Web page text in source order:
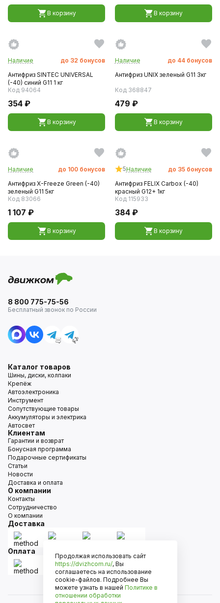
В корзину В корзину
Наличие до 32 бонусов
Антифриз SINTEC UNIVERSAL
(-40) синий G11 1 кг
Код 94064
354 ₽
В корзину
Наличие до 44 бонусов
Антифриз UNIX зеленый G11 3кг
Код 368847
479 ₽
В корзину
Наличие до 100 бонусов
Антифриз X-Freeze Green (-40)
зеленый G11 5кг
Код 83066
1 107 ₽
В корзину
5Наличие до 35 бонусов
Антифриз FELIX Carbox (-40)
красный G12+ 1кг
Код 115933
384 ₽
В корзину
8 800 775-75-56
Бесплатный звонок по России
Каталог товаров
Шины, диски, колпаки
Крепёж
Автоэлектроника
Инструмент
Сопутствующие товары
Аккумуляторы и электрика
Автосвет
Клиентам
Гарантии и возврат
Бонусная программа
Подарочные сертификаты
Статьи
Новости
Доставка и оплата
О компании
Контакты
Сотрудничество
О компании
Доставка
Оплата
Продолжая использовать сайт
https://dvizhcom.ru/, Вы
соглашаетесь на использование
cookie-файлов. Подробнее Вы
можете узнать в нашей Политике в
отношении обработки